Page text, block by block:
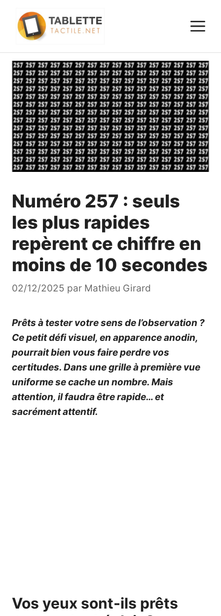
contenu
Numéro 257 : seuls
les plus rapides
repèrent ce chiffre en
moins de 10 secondes
02/12/2025 par Mathieu Girard
Prêts à tester votre sens de l’observation ?
Ce petit défi visuel, en apparence anodin,
pourrait bien vous faire perdre vos
certitudes. Dans une grille à première vue
uniforme se cache un nombre. Mais
attention, il faudra être rapide… et
sacrément attentif.
Vos yeux sont-ils prêts